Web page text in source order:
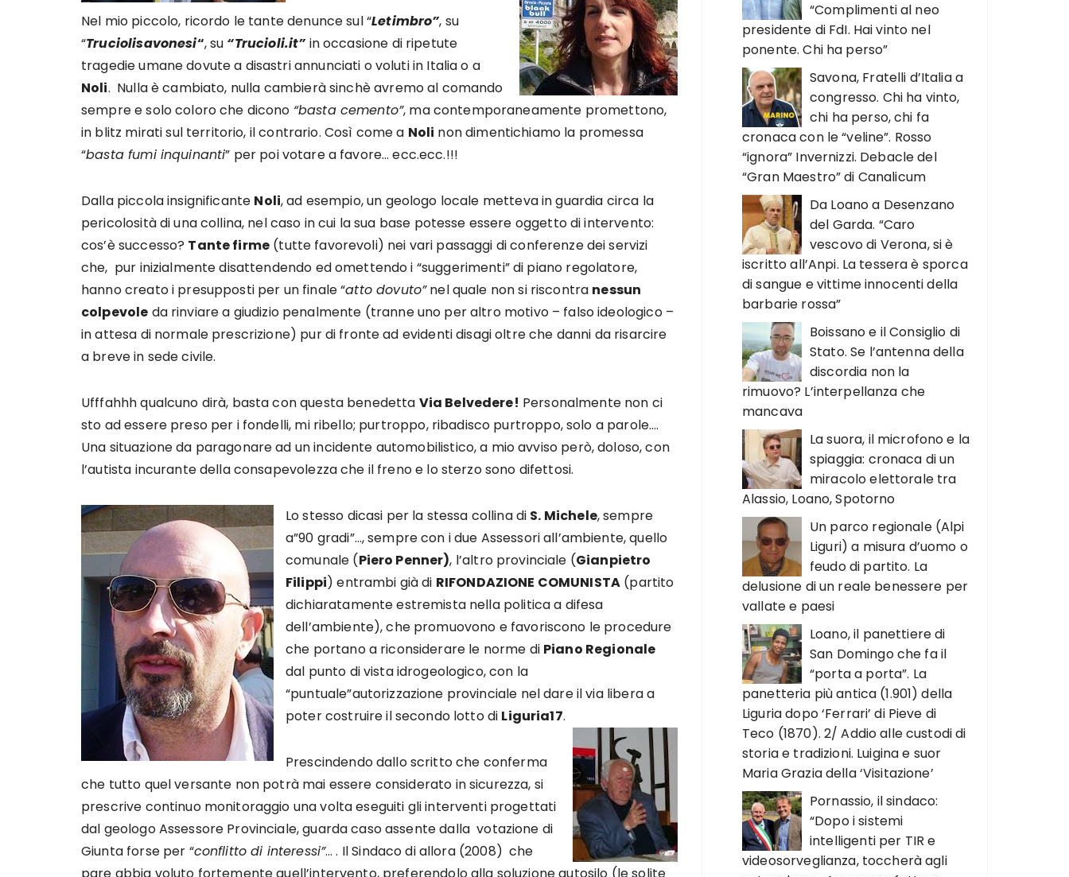
Nel mio piccolo, ricordo le tante denunce sul “Letimbro”, su
“Truciolisavonesi“, su “Trucioli.it”in occasione di ripetute
tragedie umane dovute a disastri annunciati o voluti in Italia o a
Noli. Nulla è cambiato, nulla cambierà sinchè avremo al comando
sempre e solo coloro che dicono “basta cemento”, ma contemporaneamente promettono,
in blitz mirati sul territorio, il contrario. Così come a Noli non dimentichiamo la promessa
“basta fumi inquinanti” per poi votare a favore… ecc.ecc.!!!
Dalla piccola insignificante Noli, ad esempio, un geologo locale metteva in guardia circa la
pericolosità di una collina, nel caso in cui la sua base potesse essere oggetto di intervento:
cos’è successo? Tante firme (tutte favorevoli) nei vari passaggi di conferenze dei servizi
che, pur inizialmente disattendendo ed omettendo i “suggerimenti” di piano regolatore,
hanno creato i presupposti per un finale “atto dovuto”nel quale non si riscontra nessun
colpevole da rinviare a giudizio penalmente (tranne uno per altro motivo – falso ideologico –
in attesa di normale prescrizione) pur di fronte ad evidenti disagi oltre che danni da risarcire
a breve in sede civile.
Ufffahhh qualcuno dirà, basta con questa benedetta Via Belvedere! Personalmente non ci
sto ad essere preso per i fondelli, mi ribello; purtroppo, ribadisco purtroppo, solo a parole….
Una situazione da paragonare ad un incidente automobilistico, a mio avviso però, doloso, con
l’autista incurante della consapevolezza che il freno e lo sterzo sono difettosi.
Lo stesso dicasi per la stessa collina di S. Michele, sempre
a”90 gradi”…, sempre con i due Assessori all’ambiente, quello
comunale (Piero Penner), l’altro provinciale (Gianpietro
Filippi) entrambi già di RIFONDAZIONE COMUNISTA (partito
dichiaratamente estremista nella politica a difesa
dell’ambiente), che promuovono e favoriscono le procedure
che portano a riconsiderare le norme di Piano Regionale
dal punto di vista idrogeologico, con la
“puntuale”autorizzazione provinciale nel dare il via libera a
poter costruire il secondo lotto di Liguria17.
Prescindendo dallo scritto che conferma
che tutto quel versante non potrà mai essere considerato in sicurezza, si
prescrive continuo monitoraggio una volta eseguiti gli interventi progettati
dal geologo Assessore Provinciale, guarda caso assente dalla votazione di
Giunta forse per “conflitto di interessi”… . Il Sindaco di allora (2008) che
“Complimenti al neo
presidente di FdI. Hai vinto nel
ponente. Chi ha perso”
Savona, Fratelli d’Italia a
congresso. Chi ha vinto,
chi ha perso, chi fa
cronaca con le “veline”. Rosso
“ignora” Invernizzi. Debacle del
“Gran Maestro” di Canalicum
Da Loano a Desenzano
del Garda. “Caro
vescovo di Verona, si è
iscritto all’Anpi. La tessera è sporca
di sangue e vittime innocenti della
barbarie rossa”
Boissano e il Consiglio di
Stato. Se l’antenna della
discordia non la
rimuovo? L’interpellanza che
mancava
La suora, il microfono e la
spiaggia: cronaca di un
miracolo elettorale tra
Alassio, Loano, Spotorno
Un parco regionale (Alpi
Liguri) a misura d’uomo o
feudo di partito. La
delusione di un reale benessere per
vallate e paesi
Loano, il panettiere di
San Domingo che fa il
“porta a porta”. La
panetteria più antica (1.901) della
Liguria dopo ‘Ferrari’ di Pieve di
Teco (1870). 2/ Addio alle custodi di
storia e tradizioni. Luigina e suor
Maria Grazia della ‘Visitazione’
Pornassio, il sindaco:
“Dopo i sistemi
intelligenti per TIR e
videosorveglianza, toccherà agli